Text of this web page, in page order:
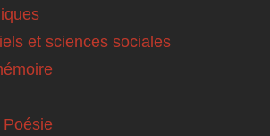
et sciences sociales
Poésie